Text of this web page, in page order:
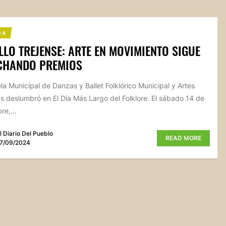
TREJENSE: ARTE EN MOVIMIENTO SIGUE
PREMIOS
Municipal de Danzas y Ballet Folklórico Municipal y Artes
deslumbró en El Día Más Largo del Folklore. El sábado 14 de
Diario Del Pueblo
09/2024
READ MORE